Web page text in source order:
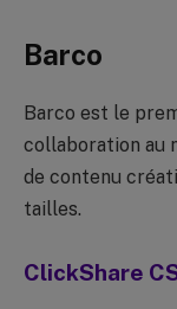
Barco
Barco est le
collaboration au
de contenu
tailles.
ClickShare